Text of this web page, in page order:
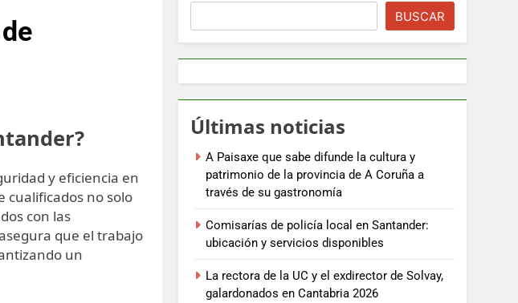
y eficiencia en
cualificados no solo
con las
que el trabajo
un
BUSCAR
Últimas noticias
A Paisaxe que sabe difunde la cultura y
patrimonio de la provincia de A Coruña a
través de su gastronomía
Comisarías de policía local en Santander:
ubicación y servicios disponibles
La rectora de la UC y el exdirector de Solvay,
galardonados en Cantabria 2026